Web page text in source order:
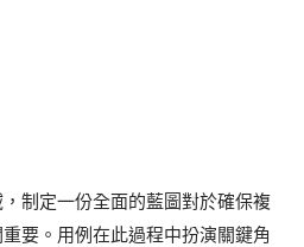
制定一份全面的藍圖對於確保複
要。用例在此過程中扮演關鍵角